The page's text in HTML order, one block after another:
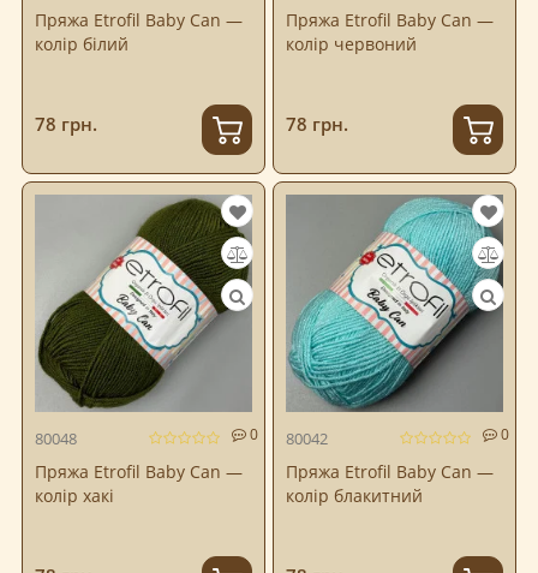
Пряжа Etrofil Baby Can —
колір білий
78 грн.
Пряжа Etrofil Baby Can —
колір червоний
78 грн.
80048 0
Пряжа Etrofil Baby Can —
колір хакі
80042 0
Пряжа Etrofil Baby Can —
колір блакитний